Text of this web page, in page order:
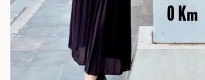
Doanh nghiệp
Thông tin doanh nghiệp